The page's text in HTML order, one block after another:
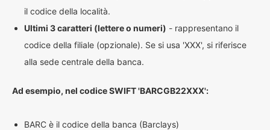
il codice della località.
Ultimi 3 caratteri (lettere o numeri) - rappresentano il
codice della filiale (opzionale). Se si usa 'XXX', si riferisce
alla sede centrale della banca.
Ad esempio, nel codice SWIFT 'BARCGB22XXX':
BARC è il codice della banca (Barclays)